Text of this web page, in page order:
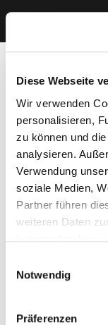
Diese Webseite
Wir verwenden
personalisieren,
zu können und
analysieren.
Verwendung
soziale Medien,
Partner führen
weiteren Daten
Cookies, wenn
Notwendig
Präferenzen